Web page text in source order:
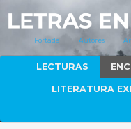
Portada Autores
LECTURAS
LITERATURA